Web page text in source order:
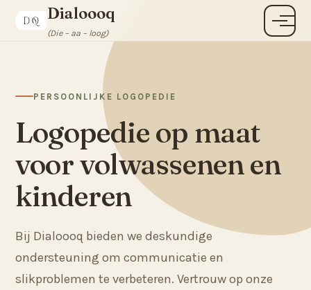
Dialoooq
(Die – aa – loog)
Menu
PERSOONLIJKE LOGOPEDIE
Logopedie op maat
voor volwassenen en
kinderen
Bij Dialoooq bieden we deskundige
ondersteuning om communicatie en
slikproblemen te verbeteren. Vertrouw op onze